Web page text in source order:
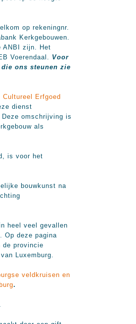
op rekeningnr.
Kerkgebouwen.
ANBI zijn. Het
Voerendaal. Voor
ons steunen zie
Erfgoed
dienst
Deze omschrijving is
als
is voor het
bouwkunst na
heel veel gevallen
. Op deze pagina
de provincie
Luxemburg.
veldkruisen en
.